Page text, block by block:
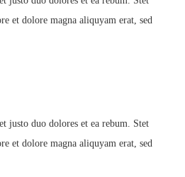
et dolore magna aliquyam erat, sed
justo duo dolores et ea rebum. Stet
et dolore magna aliquyam erat, sed